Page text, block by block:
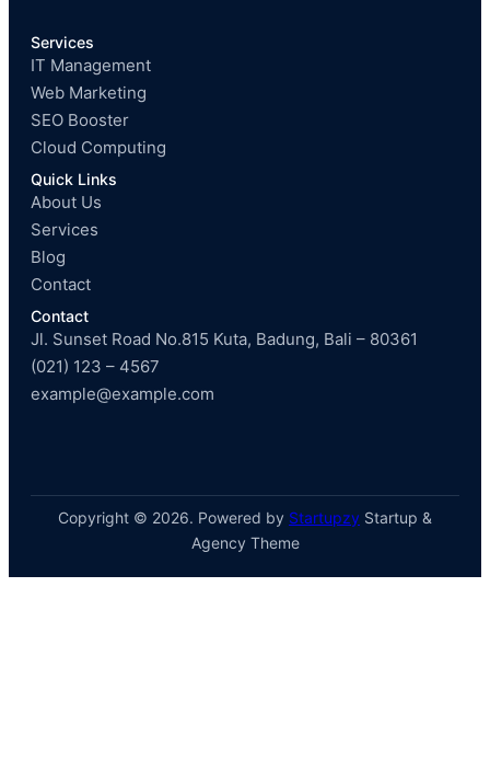
Services
IT Management
Web Marketing
SEO Booster
Cloud Computing
Quick Links
About Us
Services
Blog
Contact
Contact
Jl. Sunset Road No.815 Kuta, Badung, Bali – 80361
(021) 123 – 4567
example@example.com
Copyright © 2026. Powered by Startupzy Startup &
Agency Theme